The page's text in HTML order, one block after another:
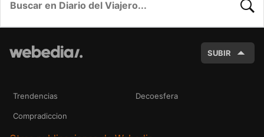
SUBIR
Trendencias Decoesfera
Compradiccion